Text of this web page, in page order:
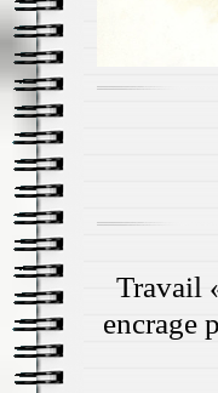
Travail
encrage